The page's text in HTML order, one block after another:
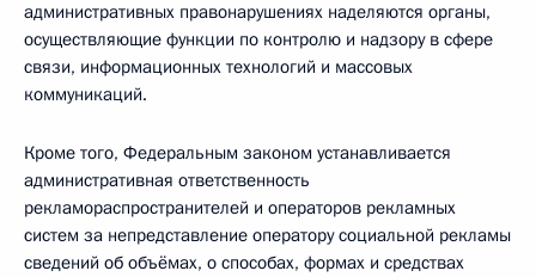
административных правонарушениях наделяются органы,
осуществляющие функции по контролю и надзору в сфере
связи, информационных технологий и массовых
коммуникаций.
Кроме того, Федеральным законом устанавливается
административная ответственность
рекламораспространителей и операторов рекламных
систем за непредставление оператору социальной рекламы
сведений об объёмах, о способах, формах и средствах